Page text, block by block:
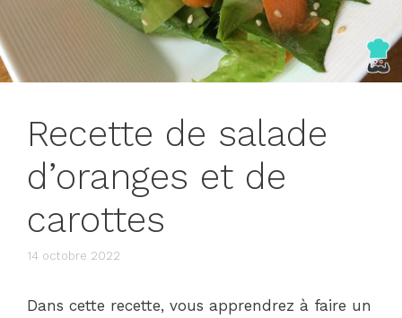
Recette de salade
d’oranges et de
carottes
14 octobre 2022
Dans cette recette, vous apprendrez à faire un